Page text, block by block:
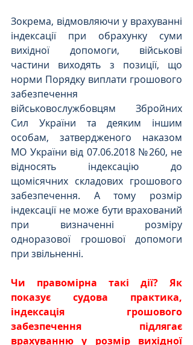
Зокрема, відмовляючи у врахуванні
індексації при обрахунку суми
вихідної допомоги, військові
частини виходять з позиції, що
норми Порядку виплати грошового
забезпечення
військовослужбовцям Збройних
Сил України та деяким іншим
особам, затвердженого наказом
МО України від 07.06.2018 №260, не
відносять індексацію до
щомісячних складових грошового
забезпечення. А тому розмір
індексації не може бути врахований
при визначенні розміру
одноразової грошової допомоги
при звільненні.
Чи правомірна такі дії? Як
показує судова практика,
індексація грошового
забезпечення підлягає
врахуванню у розмір вихідної